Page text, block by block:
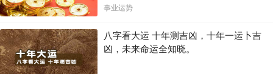
局！！
事业运势
八字看大运 十年测吉凶，十年一运卜吉
凶，未来命运全知晓。